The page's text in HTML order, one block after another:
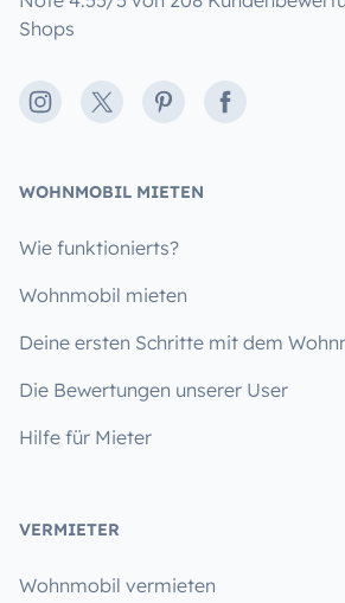
Shops
Instagram
X PinterestFacebook
WOHNMOBIL MIETEN
Wie funktionierts?
Wohnmobil mieten
Deine ersten Schritte mit dem
Die Bewertungen unserer User
Hilfe für Mieter
VERMIETER
Wohnmobil vermieten